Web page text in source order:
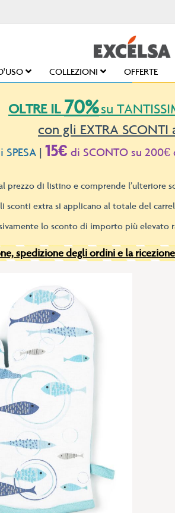
COLLEZIONI OFFERTE
OLTRE IL 70%su
con gli EXTRA
| 15€ di SCONTO su 200€
prezzo di listino e comprende l’ulteriore
sconti extra si applicano al totale del
lo sconto di importo più
spedizione degli ordini e la